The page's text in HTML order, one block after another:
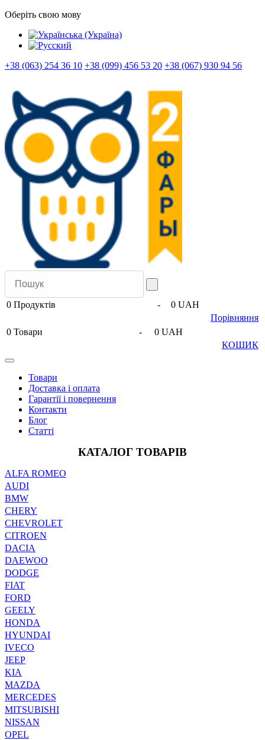
Оберіть свою мову
+38 (063) 254 36 10 +38 (099) 456 53 20 +38 (067) 930 94 56
0 Продуктів -
0 UAH
Порівняння
0 Товари -
0 UAH
КОШИК
Товари
Доставка і оплата
Гарантії і повернення
Контакти
Блог
Статті
КАТАЛОГ ТОВАРІВ
ALFA ROMEO
AUDI
BMW
CHERY
CHEVROLET
CITROEN
DACIA
DAEWOO
DODGE
FIAT
FORD
GEELY
HONDA
HYUNDAI
IVECO
JEEP
KIA
MAZDA
MERCEDES
MITSUBISHI
NISSAN
OPEL